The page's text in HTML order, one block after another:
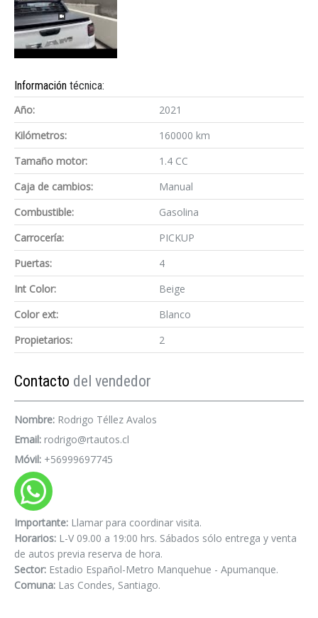
Información técnica:
Año:
2021
Kilómetros:
160000 km
Tamaño motor:
1.4 CC
Caja de cambios:
Manual
Combustible:
Gasolina
Carrocería:
PICKUP
Puertas:
4
Int Color:
Beige
Color ext:
Blanco
Propietarios:
2
Contacto del vendedor
Nombre: Rodrigo Téllez Avalos
Email: rodrigo@rtautos.cl
Móvil: +56999697745
Importante: Llamar para coordinar visita.
Horarios: L-V 09.00 a 19:00 hrs. Sábados sólo entrega y venta
de autos previa reserva de hora.
Sector: Estadio Español-Metro Manquehue - Apumanque.
Comuna: Las Condes, Santiago.